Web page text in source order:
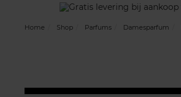
Home Shop Parfums Damesparfum